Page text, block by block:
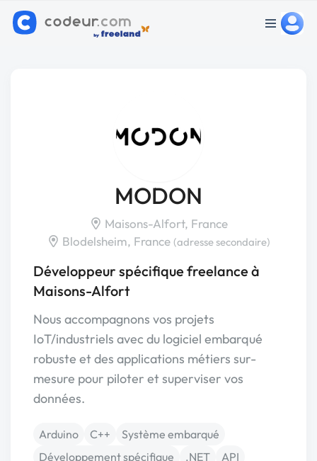
MODON
Maisons-Alfort, France
Blodelsheim, France (adresse secondaire)
Développeur spécifique freelance à
Maisons-Alfort
Nous accompagnons vos projets
IoT/industriels avec du logiciel embarqué
robuste et des applications métiers sur-
mesure pour piloter et superviser vos
données.
Arduino C++
Système embarqué
Développement spécifique
.NET
API